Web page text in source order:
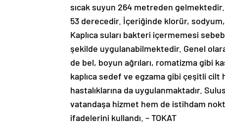
sıcak suyun 264 metreden gelmektedir.
53 derecedir. İçeriğinde klorür,
Kaplıca suları bakteri içermemesi
şekilde uygulanabilmektedir. Genel
de bel, boyun ağrıları, romatizma gibi
kaplıca sedef ve egzama gibi çeşitli cilt
hastalıklarına da uygulanmaktadır.
vatandaşa hizmet hem de istihdam
ifadelerini kullandı. – TOKAT